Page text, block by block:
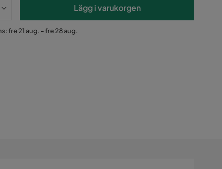
Lägg i varukorgen
fre 21 aug. - fre 28 aug.